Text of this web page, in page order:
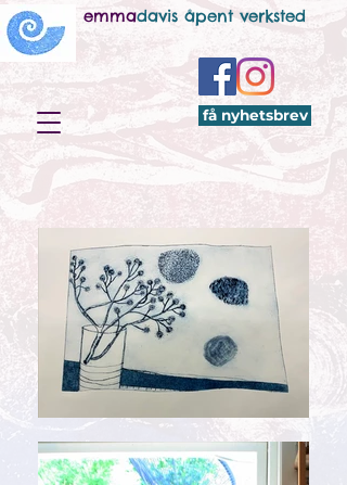
emmadavis åpent verksted
få nyhetsbrev